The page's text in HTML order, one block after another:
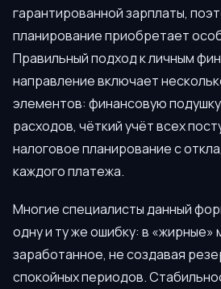
гарантированной зарплаты,
планирование приобретает
Правильный подход к личным
направление включает
элементов: финансовую
расходов, чёткий учёт всех
налоговое планирование с
каждого платежа.
Многие специалисты данный
одну и ту же ошибку: в «жирные»
заработанное, не создавая
спокойных периодов.